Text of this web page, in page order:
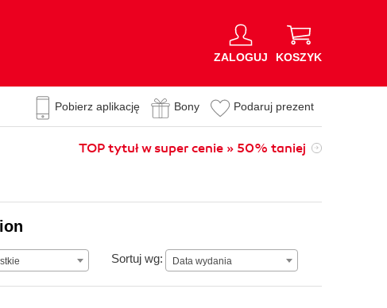
ZALOGUJ KOSZYK
Pobierz aplikację Bony Podaruj prezent
TOP tytuł w super cenie » 50% taniej
Sortuj wg: Data wydania
Data wydania